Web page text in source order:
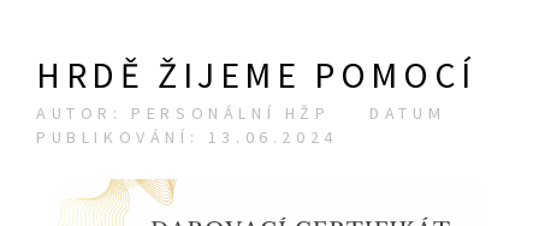
HRDĚ ŽIJEME POMOCÍ
AUTOR: PERSONÁLNÍ HŽP
DATUM
PUBLIKOVÁNÍ: 13.06.2024